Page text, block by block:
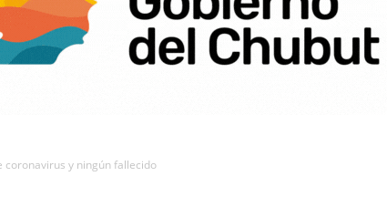
coronavirus y ningún fallecido